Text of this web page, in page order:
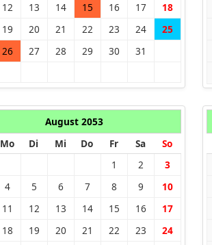
12 13 14 15 16 17 18
19 20 21 22 23 24 25
26 27 28 29 30 31
August 2053
Mo Di Mi Do Fr Sa So
1 2 3
4 5 6 7 8 9 10
11 12 13 14 15 16 17
18 19 20 21 22 23 24